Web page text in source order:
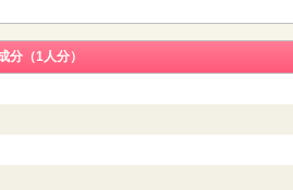
分（1人分）